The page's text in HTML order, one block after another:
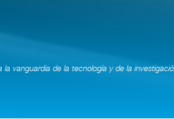
la vanguardia de la tecnología y de la